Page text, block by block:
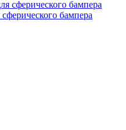
бампера